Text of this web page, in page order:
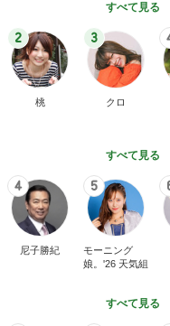
すべて見る
2
桃
3
クロ
すべて見る
4
尼子勝紀
5
モーニング
娘。'26 天気組
すべて見る